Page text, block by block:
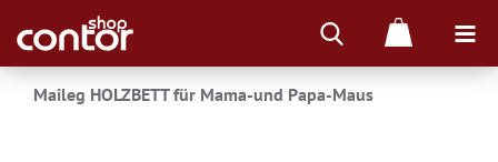
Maileg HOLZBETT für Mama-und Papa-Maus